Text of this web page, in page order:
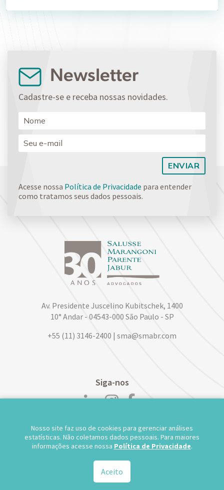
Newsletter
Cadastre-se e receba nossas novidades.
Acesse nossa Política de Privacidade para entender
como tratamos seus dados pessoais.
Av. Presidente Juscelino Kubitschek, 1400
10° Andar - 04543-000 São Paulo - SP
+55 (11) 3146-2400 | sma@smabr.com
Siga-nos
POLÍTICA DE PRIVACIDADE DE DADOS
Nosso site faz uso de cookies para gerenciar análises
estatísticas. Não coletamos dados pessoais. Para maiores
informações acesse nossa Política de Privacidade.
Aceito